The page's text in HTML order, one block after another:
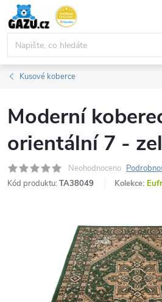
Přejít
obsah
Kusové koberce
Moderní
orientální 7 -
Neohodnoceno
Kód produktu: TA38049 Kolekce: